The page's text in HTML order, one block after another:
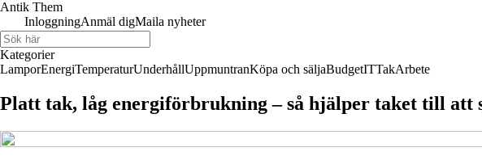
Antik Them
InloggningAnmäl digMaila nyheter
Kategorier
LamporEnergiTemperaturUnderhållUppmuntranKöpa och säljaBudgetITTakArbete
Platt tak, låg energiförbrukning – så hjälper taket till att